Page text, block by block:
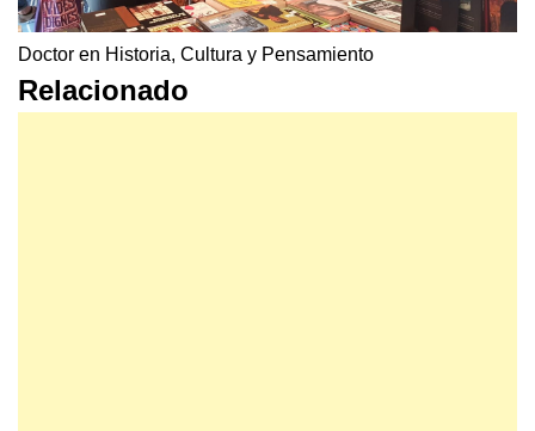
Doctor en Historia, Cultura y Pensamiento
Relacionado